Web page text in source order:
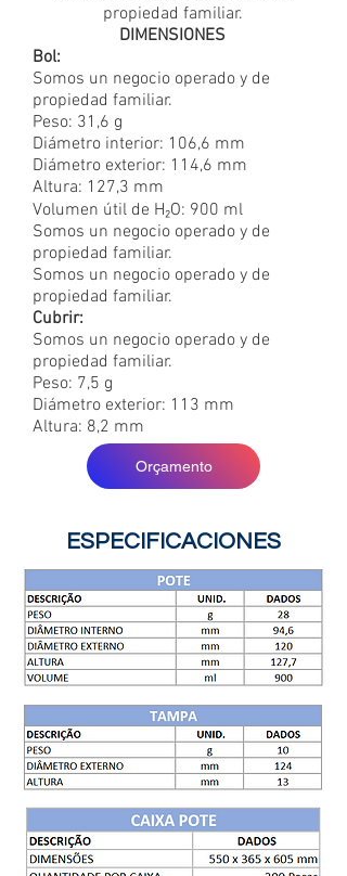
propiedad familiar.
DIMENSIONES
Bol:
Somos un negocio operado y de
propiedad familiar.
Peso: 31,6 g
Diámetro interior: 106,6 mm
Diámetro exterior: 114,6 mm
Altura: 127,3 mm
Volumen útil de H₂O: 900 ml
Somos un negocio operado y de
propiedad familiar.
Somos un negocio operado y de
propiedad familiar.
Cubrir:
Somos un negocio operado y de
propiedad familiar.
Peso: 7,5 g
Diámetro exterior: 113 mm
Altura: 8,2 mm
Orçamento
ESPECIFICACIONES